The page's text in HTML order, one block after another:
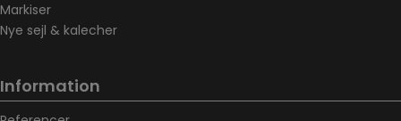
Markiser
Nye sejl & kalecher
Information